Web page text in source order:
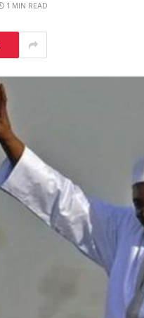
1 MIN READ